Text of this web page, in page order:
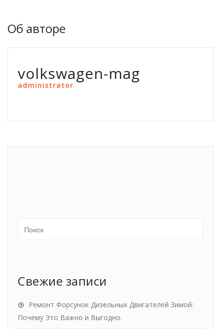
Об авторе
volkswagen-mag
administrator
Свежие записи
Ремонт Форсунок Дизельных Двигателей Зимой:
Почему Это Важно и Выгодно.